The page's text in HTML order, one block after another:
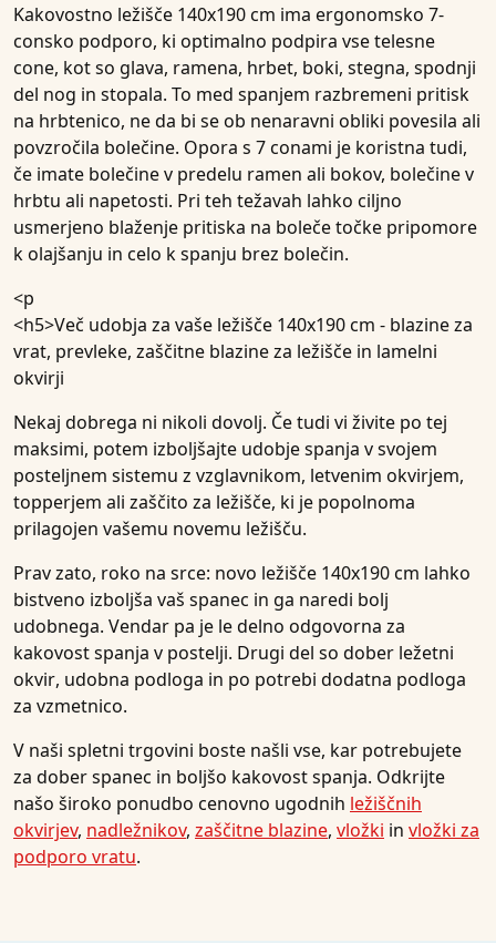
Kakovostno ležišče 140x190 cm ima ergonomsko 7-
consko podporo, ki optimalno podpira vse telesne
cone, kot so glava, ramena, hrbet, boki, stegna, spodnji
del nog in stopala. To med spanjem razbremeni pritisk
na hrbtenico, ne da bi se ob nenaravni obliki povesila ali
povzročila bolečine. Opora s 7 conami je koristna tudi,
če imate bolečine v predelu ramen ali bokov, bolečine v
hrbtu ali napetosti. Pri teh težavah lahko ciljno
usmerjeno blaženje pritiska na boleče točke pripomore
k olajšanju in celo k spanju brez bolečin.
<p
<h5>Več udobja za vaše ležišče 140x190 cm - blazine za
vrat, prevleke, zaščitne blazine za ležišče in lamelni
okvirji
Nekaj dobrega ni nikoli dovolj. Če tudi vi živite po tej
maksimi, potem izboljšajte udobje spanja v svojem
posteljnem sistemu z vzglavnikom, letvenim okvirjem,
topperjem ali zaščito za ležišče, ki je popolnoma
prilagojen vašemu novemu ležišču.
Prav zato, roko na srce: novo ležišče 140x190 cm lahko
bistveno izboljša vaš spanec in ga naredi bolj
udobnega. Vendar pa je le delno odgovorna za
kakovost spanja v postelji. Drugi del so dober ležetni
okvir, udobna podloga in po potrebi dodatna podloga
za vzmetnico.
V naši spletni trgovini boste našli vse, kar potrebujete
za dober spanec in boljšo kakovost spanja. Odkrijte
našo široko ponudbo cenovno ugodnih ležiščnih
okvirjev, nadležnikov, zaščitne blazine, vložki in vložki za
podporo vratu.